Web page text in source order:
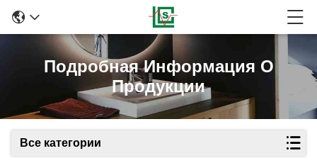
Подробная Информация О
Продукции
Все категории